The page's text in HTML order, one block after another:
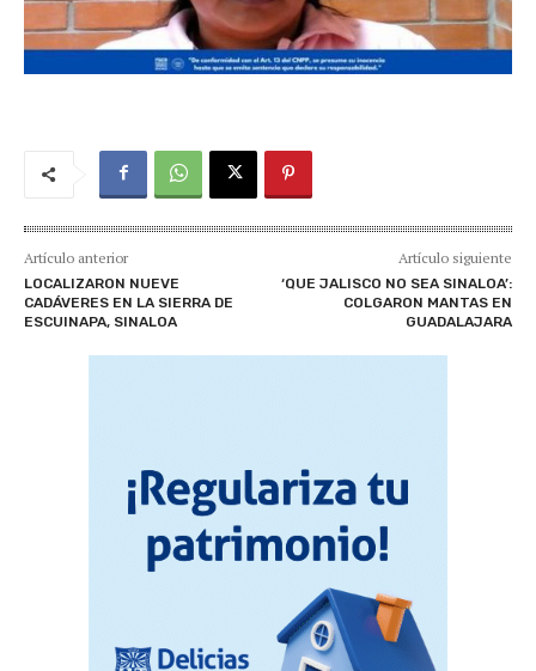
Artículo anterior
LOCALIZARON NUEVE
CADÁVERES EN LA SIERRA DE
ESCUINAPA, SINALOA
Artículo siguiente
‘QUE JALISCO NO SEA SINALOA’:
COLGARON MANTAS EN
GUADALAJARA